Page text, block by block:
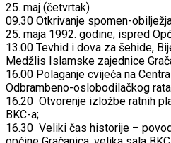
25. maj (četvrtak)
09.30 Otkrivanje spomen-
25. maja 1992. godine; ispred
13.00 Tevhid i dova za šehide,
Medžlis Islamske zajednice
16.00 Polaganje cvijeća na
Odbrambeno-oslobodilačkog
16.20 Otvorenje izložbe ratnih
BKC-a;
16.30 Veliki čas historije –